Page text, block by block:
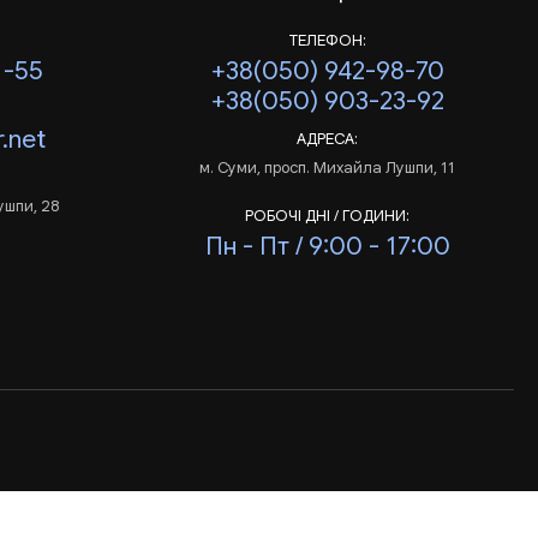
55
28
ТЕЛЕФОН:
+38(050) 942-98-70
+38(050) 903-23-92
АДРЕСА:
м. Суми, просп. Михайла Лушпи, 11
РОБОЧІ ДНІ / ГОДИНИ:
Пн - Пт / 9:00 - 17:00